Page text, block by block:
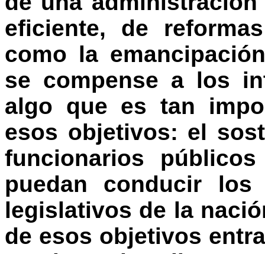
eficiente, de
como la
se compense a los
algo que es tan
esos objetivos: el
funcionarios
puedan conducir
legislativos de la
de esos objetivos